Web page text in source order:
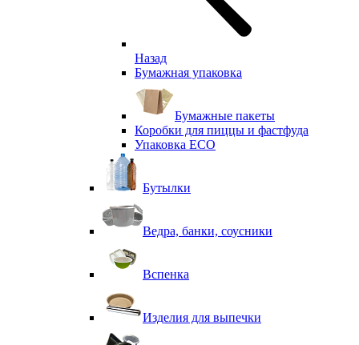
Назад
Бумажная упаковка
Бумажные пакеты
Коробки для пиццы и фастфуда
Упаковка ECO
Бутылки
Ведра, банки, соусники
Вспенка
Изделия для выпечки